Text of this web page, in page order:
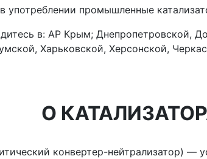
промышленные
в: АР Крым; Днепропетровской,
Харьковской, Херсонской,
О
конвертер-нейтрализатор) —